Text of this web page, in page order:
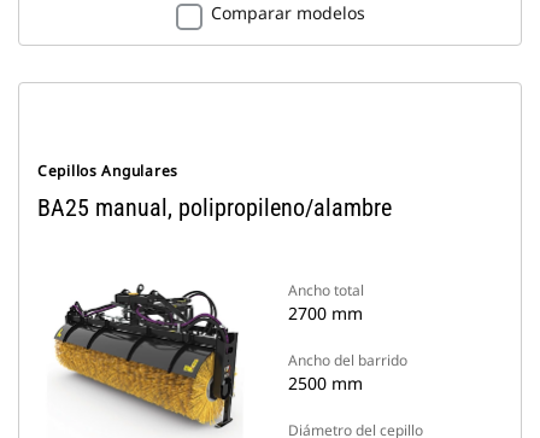
Comparar modelos
Cepillos Angulares
BA25 manual, polipropileno/alambre
Ancho total
2700 mm
Ancho del barrido
2500 mm
Diámetro del cepillo